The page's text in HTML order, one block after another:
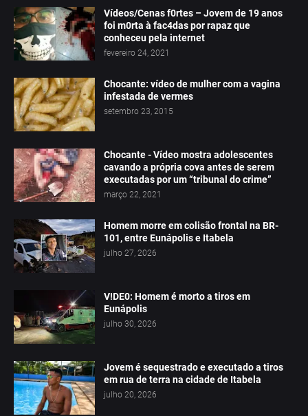
Vídeos/Cenas f0rtes – Jovem de 19 anos
foi m0rta à fac4das por rapaz que
conheceu pela internet
fevereiro 24, 2021
Chocante: vídeo de mulher com a vagina
infestada de vermes
setembro 23, 2015
Chocante - Vídeo mostra adolescentes
cavando a própria cova antes de serem
executadas por um “tribunal do crime”
março 22, 2021
Homem morre em colisão frontal na BR-
101, entre Eunápolis e Itabela
julho 27, 2026
V!DE0: Homem é morto a tiros em
Eunápolis
julho 30, 2026
Jovem é sequestrado e executado a tiros
em rua de terra na cidade de Itabela
julho 20, 2026